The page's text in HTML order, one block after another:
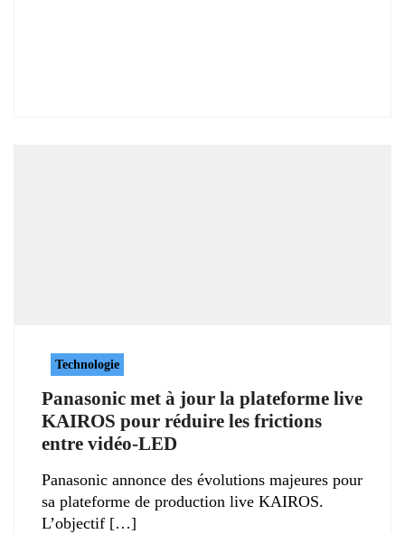
Technologie
Panasonic met à jour la plateforme live
KAIROS pour réduire les frictions
entre vidéo-LED
Panasonic annonce des évolutions majeures pour
sa plateforme de production live KAIROS.
L’objectif